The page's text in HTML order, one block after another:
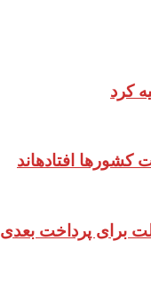
کرد
کشورها افتادهاند
برای پرداخت بعدی